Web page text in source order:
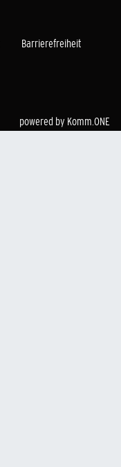
Barrierefreiheit
powered by Komm.ONE